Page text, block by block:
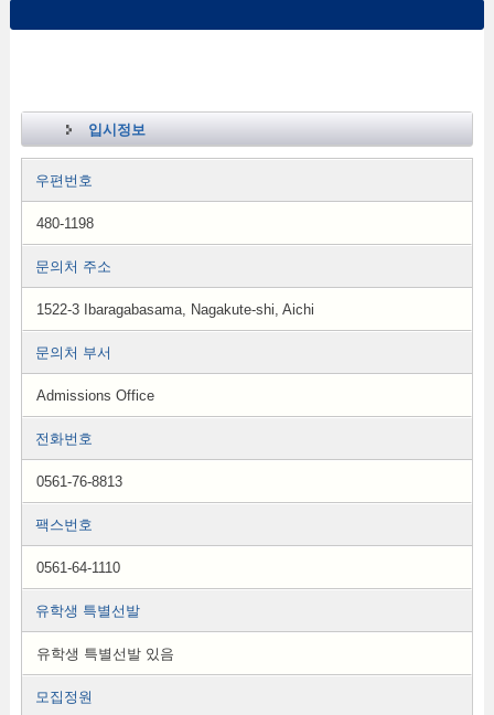
입시정보
우편번호
480-1198
문의처 주소
1522-3 Ibaragabasama, Nagakute-shi, Aichi
문의처 부서
Admissions Office
전화번호
0561-76-8813
팩스번호
0561-64-1110
유학생 특별선발
유학생 특별선발 있음
모집정원